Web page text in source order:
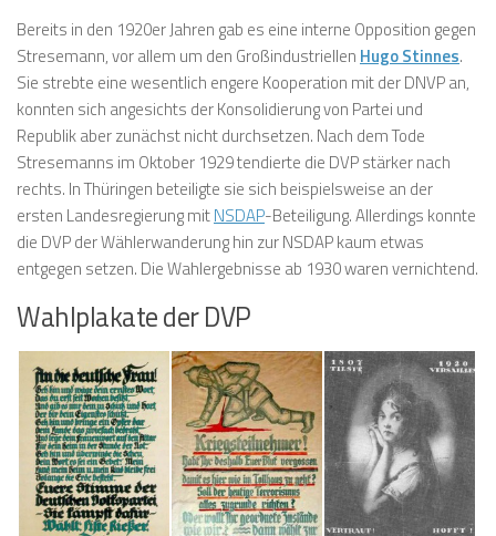
Bereits in den 1920er Jahren gab es eine interne Opposition gegen
Stresemann, vor allem um den Großindustriellen Hugo Stinnes.
Sie strebte eine wesentlich engere Kooperation mit der DNVP an,
konnten sich angesichts der Konsolidierung von Partei und
Republik aber zunächst nicht durchsetzen. Nach dem Tode
Stresemanns im Oktober 1929 tendierte die DVP stärker nach
rechts. In Thüringen beteiligte sie sich beispielsweise an der
ersten Landesregierung mitNSDAP-Beteiligung. Allerdings konnte
die DVP der Wählerwanderung hin zur NSDAP kaum etwas
entgegen setzen. Die Wahlergebnisse ab 1930 waren vernichtend.
Wahlplakate der DVP